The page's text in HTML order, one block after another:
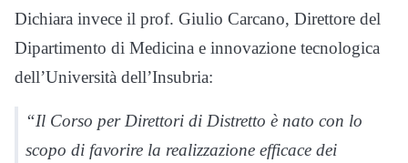
Dichiara invece il prof. Giulio Carcano, Direttore del
Dipartimento di Medicina e innovazione tecnologica
dell’Università dell’Insubria:
“Il Corso per Direttori di Distretto è nato con lo
scopo di favorire la realizzazione efficace dei